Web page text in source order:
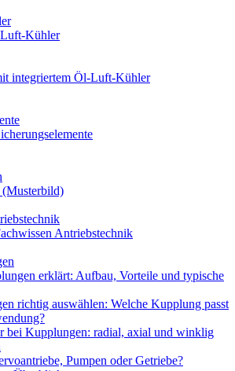
Kühler
integriertem Öl-Luft-Kühler
Antriebstechnik
erklärt: Aufbau, Vorteile und typische
richtig auswählen: Welche Kupplung passt
bei Kupplungen: radial, axial und winklig
Pumpen oder Getriebe?